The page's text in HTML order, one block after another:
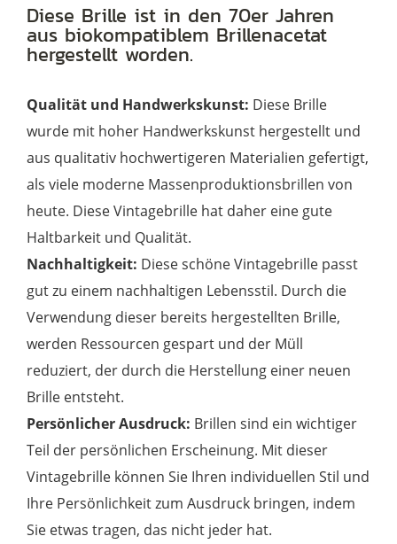
havanna
Diese Brille ist in den 70er Jahren
aus biokompatiblem Brillenacetat
hergestellt worden.
Qualität und Handwerkskunst: Diese Brille
wurde mit hoher Handwerkskunst hergestellt und
aus qualitativ hochwertigeren Materialien gefertigt,
als viele moderne Massenproduktionsbrillen von
heute. Diese Vintagebrille hat daher eine gute
Haltbarkeit und Qualität.
Nachhaltigkeit: Diese schöne Vintagebrille passt
gut zu einem nachhaltigen Lebensstil. Durch die
Verwendung dieser bereits hergestellten Brille,
werden Ressourcen gespart und der Müll
reduziert, der durch die Herstellung einer neuen
Brille entsteht.
Persönlicher Ausdruck: Brillen sind ein wichtiger
Teil der persönlichen Erscheinung. Mit dieser
Vintagebrille können Sie Ihren individuellen Stil und
Ihre Persönlichkeit zum Ausdruck bringen, indem
Sie etwas tragen, das nicht jeder hat.